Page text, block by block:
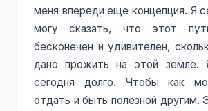
меня впереди еще концепция. Я
могу сказать, что этот
бесконечен и удивителен,
дано прожить на этой земле.
сегодня долго. Чтобы как
отдать и быть полезной другим.